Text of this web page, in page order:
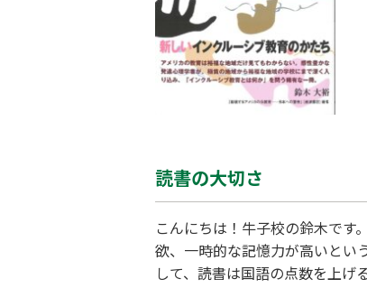
読書の大切さ
こんにちは！牛子校の鈴木です
欲、一時的な記憶力が高いとい
して、読書は国語の点数を上げ